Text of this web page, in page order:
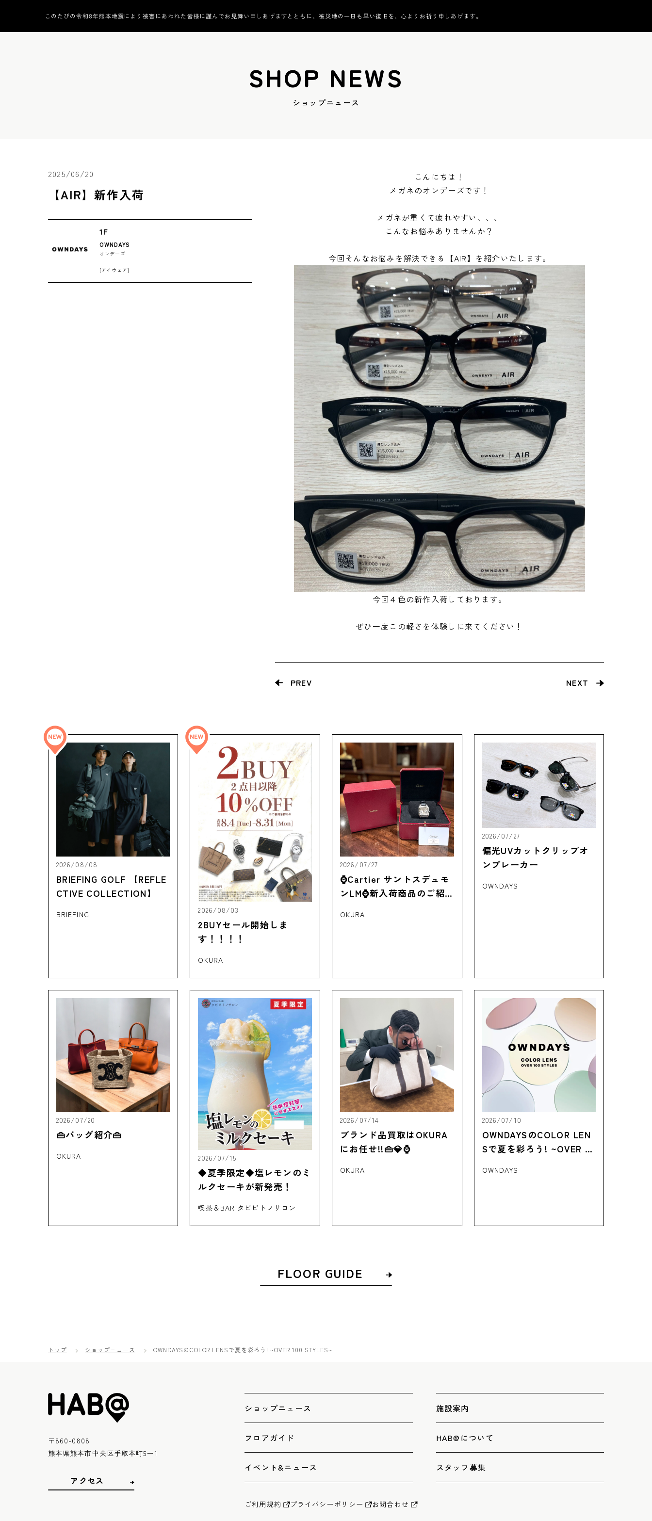
このたびの令和8年熊本地震により被害にあわれた皆様に謹んでお見舞い申しあげますとともに、被災地の一日も早い復旧を、心よりお祈り申しあげます。
SHOP NEWS
ショップニュース
2025/06/20
【AIR】新作入荷
1F
OWNDAYS
オンデーズ
[アイウェア]
こんにちは！
メガネのオンデーズです！
メガネが重くて疲れやすい、、、
こんなお悩みありませんか？
今回そんなお悩みを解決できる【AIR】を紹介いたします。
今回４色の新作入荷しております。
ぜひ一度この軽さを体験しに来てください！
PREV NEXT
2026/08/08
BRIEFING GOLF 【REFLE
CTIVE COLLECTION】
BRIEFING 2026/08/03
2BUYセール開始しま
す！！！！
OKURA
2026/07/27
⌚Cartier サントスデュモ
ンLM⌚新入荷商品のご紹
OKURA
2026/07/27
偏光UVカットクリップオ
ンブレーカー
OWNDAYS
2026/07/20
👜バッグ紹介👜
OKURA 2026/07/15
◆夏季限定◆塩レモンのミ
ルクセーキが新発売！
喫茶＆BAR タビビトノサロン
2026/07/14
ブランド品買取はOKURA
にお任せ!!👜💎⌚
OKURA
2026/07/10
OWNDAYSのCOLOR LEN
Sで夏を彩ろう! ~OVER 10
OWNDAYS
FLOOR GUIDE
トップ ショップニュース OWNDAYSのCOLOR LENSで夏を彩ろう! ~OVER 100 STYLES~
〒860-0808
熊本県熊本市中央区手取本町5ー1
アクセス
ショップニュース
フロアガイド
イベント&ニュース
施設案内
HAB@について
スタッフ募集
ご利用規約 プライバシーポリシー お問合わせ